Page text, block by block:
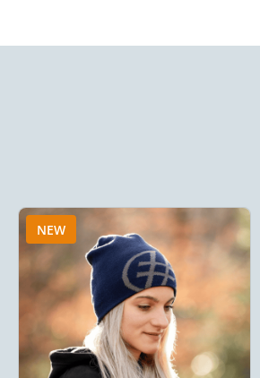
NEW